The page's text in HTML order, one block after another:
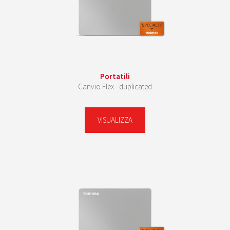
Portatili
Canvio Flex - duplicated
VISUALIZZA